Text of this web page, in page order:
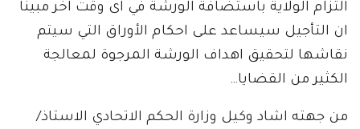
التزام الولاية باستضافة الورشة في اى وقت اخر مبينا
ان التأجيل سيساعد على احكام الأوراق التي سيتم
نقاشها لتحقيق اهداف الورشة المرجوة لمعالجة
الكثير من القضايا…
من جهته اشاد وكيل وزارة الحكم الاتحادي الاستاذ/